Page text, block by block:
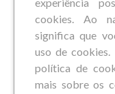
cookies. Ao
significa que
uso de cookies.
política de
mais sobre os